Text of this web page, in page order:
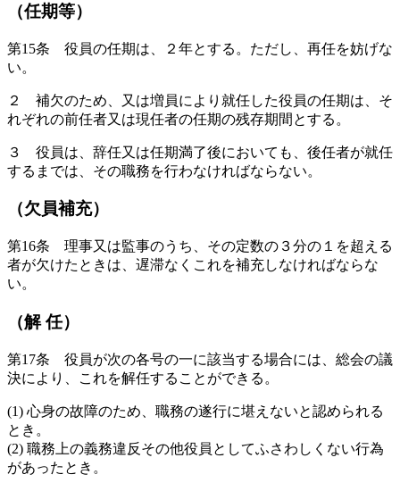
（任期等）
第15条 役員の任期は、２年とする。ただし、再任を妨げな
い。
２ 補欠のため、又は増員により就任した役員の任期は、そ
れぞれの前任者又は現任者の任期の残存期間とする。
３ 役員は、辞任又は任期満了後においても、後任者が就任
するまでは、その職務を行わなければならない。
（欠員補充）
第16条 理事又は監事のうち、その定数の３分の１を超える
者が欠けたときは、遅滞なくこれを補充しなければならな
い。
（解 任）
第17条 役員が次の各号の一に該当する場合には、総会の議
決により、これを解任することができる。
(1) 心身の故障のため、職務の遂行に堪えないと認められる
とき。
(2) 職務上の義務違反その他役員としてふさわしくない行為
があったとき。